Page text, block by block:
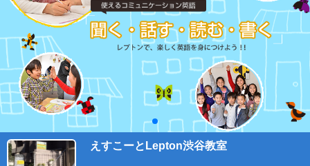
えすこーとLepton渋谷教室